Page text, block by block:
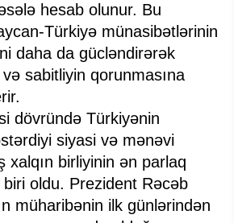
hesab olunur. Bu
Türkiyə münasibətlərinin
daha da gücləndirərək
sabitliyin qorunmasına
dövründə Türkiyənin
siyasi və mənəvi
xalqın birliyinin ən parlaq
oldu. Prezident Rəcəb
müharibənin ilk günlərindən